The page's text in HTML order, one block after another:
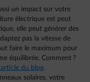
un impact sur votre
électrique est peut
elle peut générer des
pas la vitesse de
faire le maximum pour
équilibrée. Comment ?
du blog.
solaires, votre